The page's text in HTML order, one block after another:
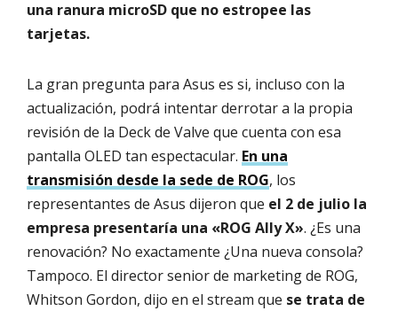
una ranura microSD que no estropee las
tarjetas.
La gran pregunta para Asus es si, incluso con la
actualización, podrá intentar derrotar a la propia
revisión de la Deck de Valve que cuenta con esa
pantalla OLED tan espectacular. En una
transmisión desde la sede de ROG, los
representantes de Asus dijeron que el 2 de julio la
empresa presentaría una «ROG Ally X». ¿Es una
renovación? No exactamente ¿Una nueva consola?
Tampoco. El director senior de marketing de ROG,
Whitson Gordon, dijo en el stream que se trata de